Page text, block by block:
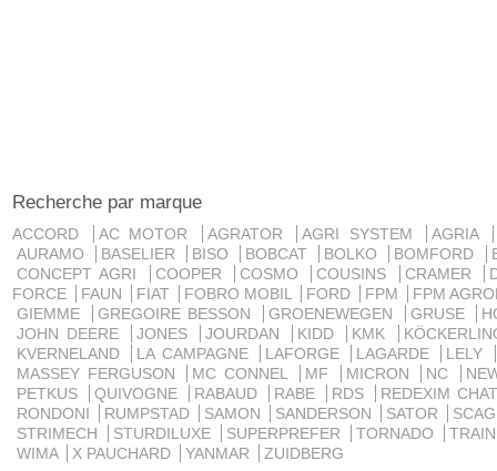
Recherche par marque
ACCORD AC MOTOR AGRATOR AGRI SYSTEM
AGRIA
AURAMO
BASELIER BISO BOBCAT BOLKO BOMFORD
CONCEPT AGRI
COOPER COSMO COUSINS CRAMER
FORCE
FAUN FIAT FOBRO MOBIL FORD FPM
FPM
GIEMME
GREGOIRE BESSON GROENEWEGEN GRUSE
JOHN DEERE
JONES JOURDAN KIDD KMK
KVERNELAND
LA CAMPAGNE LAFORGE LAGARDE
LELY
MASSEY FERGUSON
MC CONNEL MF MICRON NC
PETKUS
QUIVOGNE RABAUD RABE RDS
REDEXIM
RONDONI
RUMPSTAD SAMON SANDERSON SATOR
STRIMECH
STURDILUXE SUPERPREFER TORNADO
WIMA
X PAUCHARD YANMAR ZUIDBERG